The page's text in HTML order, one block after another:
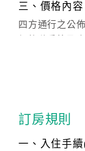
三、價格內容
四方通行之公
價」之當日價
話方式異動訂單
※非客服時間之
訂房規則
一、入住手